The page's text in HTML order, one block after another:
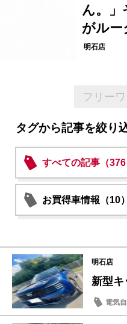
ん。」
がルー
明石店
タグから記事を絞り
すべての記事（376
お買得車情報（10）
明石店
新型
電気